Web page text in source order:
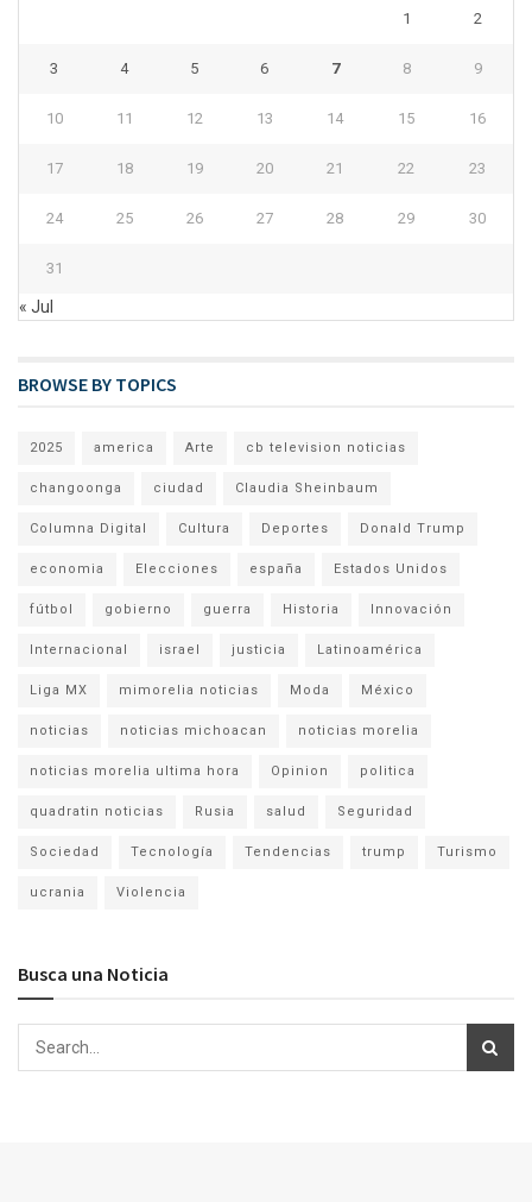
1 2
3 4 5 6 7 8 9
10 11 12 13 14 15 16
17 18 19 20 21 22 23
24 25 26 27 28 29 30
31
« Jul
BROWSE BY TOPICS
2025 america Arte cb television noticias
changoonga ciudad Claudia Sheinbaum
Columna Digital Cultura Deportes Donald Trump
economia Elecciones españa Estados Unidos
fútbol gobierno guerra Historia Innovación
Internacional israel justicia Latinoamérica
Liga MX mimorelia noticias Moda México
noticias noticias michoacan noticias morelia
noticias morelia ultima hora Opinion politica
quadratin noticias Rusia salud Seguridad
Sociedad Tecnología Tendencias trump Turismo
ucrania Violencia
Busca una Noticia